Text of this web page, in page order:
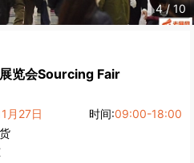
4/10
览会Sourcing Fair
月27日 时间:09:00-18:00